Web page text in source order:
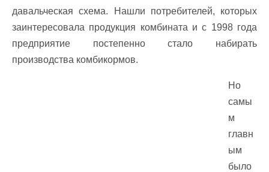
давальческая схема. Нашли потребителей, которых
заинтересовала продукция комбината и с 1998 года
предприятие постепенно стало набирать
производства комбикормов.
Но
самы
м
главн
ым
было